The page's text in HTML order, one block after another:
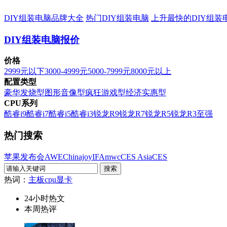
DIY组装电脑品牌大全 热门DIY组装电脑 上升最快的DIY组装
DIY组装电脑报价
价格
2999元以下3000-4999元5000-7999元8000元以上
配置类型
豪华发烧型图形音像型疯狂游戏型经济实惠型
CPU系列
酷睿i9酷睿i7酷睿i5酷睿i3锐龙R9锐龙R7锐龙R5锐龙R3至强
热门搜索
苹果发布会AWEChinajoyIFAmwcCES AsiaCES
热词： 主板cpu显卡
24小时热文
本周热评